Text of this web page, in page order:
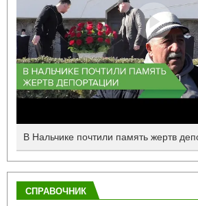
В Нальчике почтили память жертв
СПРАВОЧНИК